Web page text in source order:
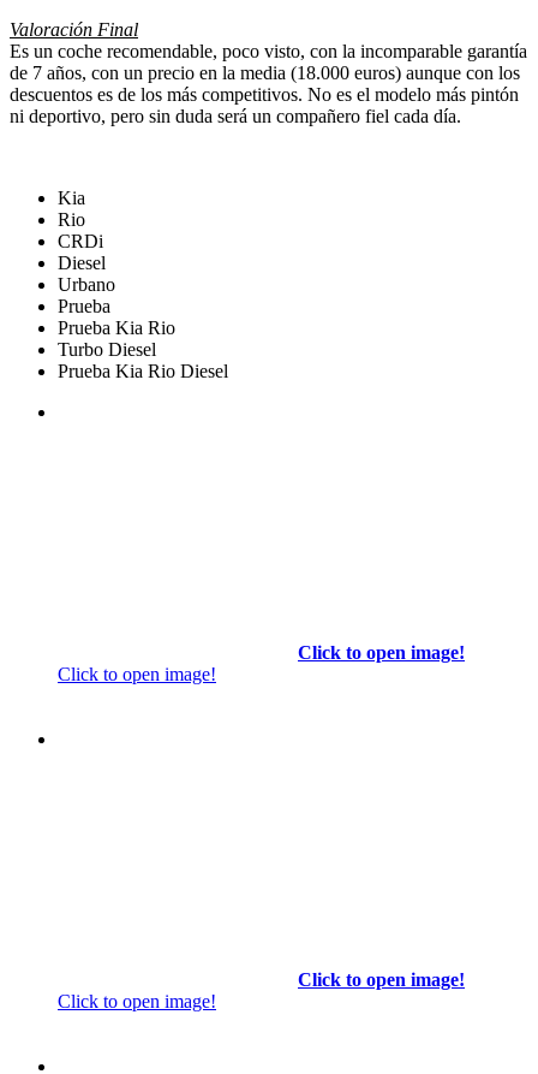
Valoración Final
Es un coche recomendable, poco visto, con la incomparable garantía
de 7 años, con un precio en la media (18.000 euros) aunque con los
descuentos es de los más competitivos. No es el modelo más pintón
ni deportivo, pero sin duda será un compañero fiel cada día.
Kia
Rio
CRDi
Diesel
Urbano
Prueba
Prueba Kia Rio
Turbo Diesel
Prueba Kia Rio Diesel
Click to open image!
Click to open image!
Click to open image!
Click to open image!